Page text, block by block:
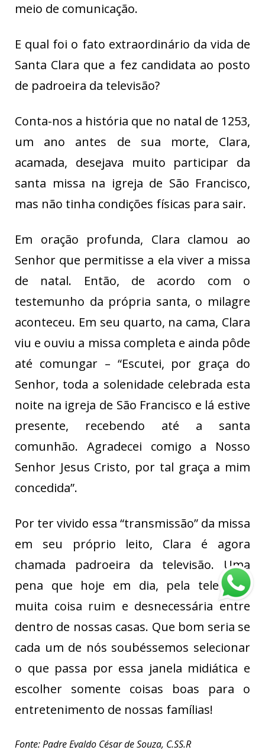
meio de comunicação.
E qual foi o fato extraordinário da vida de
Santa Clara que a fez candidata ao posto
de padroeira da televisão?
Conta-nos a história que no natal de 1253,
um ano antes de sua morte, Clara,
acamada, desejava muito participar da
santa missa na igreja de São Francisco,
mas não tinha condições físicas para sair.
Em oração profunda, Clara clamou ao
Senhor que permitisse a ela viver a missa
de natal. Então, de acordo com o
testemunho da própria santa, o milagre
aconteceu. Em seu quarto, na cama, Clara
viu e ouviu a missa completa e ainda pôde
até comungar – “Escutei, por graça do
Senhor, toda a solenidade celebrada esta
noite na igreja de São Francisco e lá estive
presente, recebendo até a santa
comunhão. Agradecei comigo a Nosso
Senhor Jesus Cristo, por tal graça a mim
concedida”.
Por ter vivido essa “transmissão” da missa
em seu próprio leito, Clara é agora
chamada padroeira da televisão. Uma
pena que hoje em dia, pela televisão,
muita coisa ruim e desnecessária entre
dentro de nossas casas. Que bom seria se
cada um de nós soubéssemos selecionar
o que passa por essa janela midiática e
escolher somente coisas boas para o
entretenimento de nossas famílias!
Fonte: Padre Evaldo César de Souza, C.SS.R